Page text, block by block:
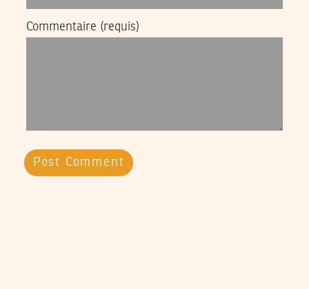
Commentaire (requis)